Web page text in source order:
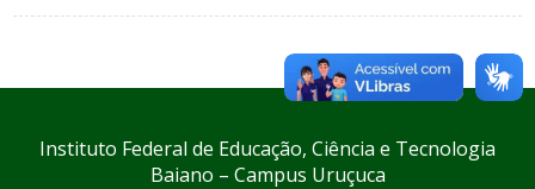
Instituto Federal de Educação, Ciência e Tecnologia
Baiano – Campus Uruçuca